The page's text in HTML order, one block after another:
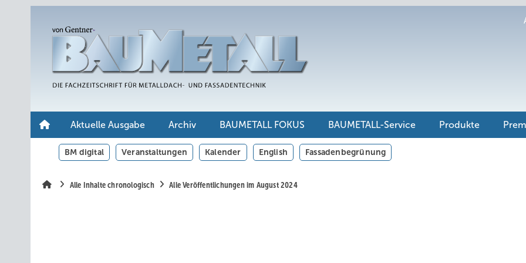
Aktuelle Ausgabe Archiv BAUMETALL FOKUS BAUMETALL-Service Produkte
BM digital Veranstaltungen Kalender English Fassadenbegrünung
Alle Inhalte chronologisch Alle Veröffentlichungen im August 2024